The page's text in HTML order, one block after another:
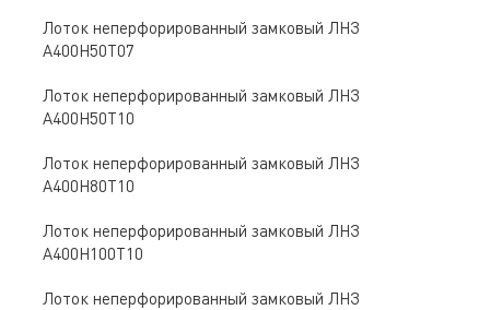
Лоток неперфорированный замковый ЛНЗ
A400Н50Т07
Лоток неперфорированный замковый ЛНЗ
A400Н50Т10
Лоток неперфорированный замковый ЛНЗ
A400Н80Т10
Лоток неперфорированный замковый ЛНЗ
A400Н100Т10
Лоток неперфорированный замковый ЛНЗ